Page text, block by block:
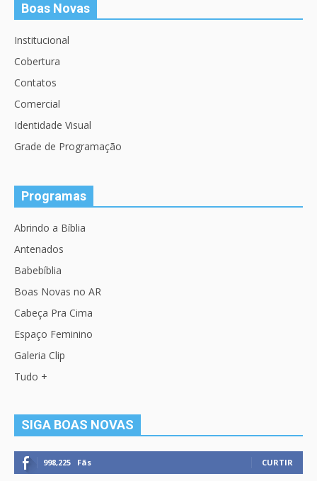
Boas Novas
Institucional
Cobertura
Contatos
Comercial
Identidade Visual
Grade de Programação
Programas
Abrindo a Bíblia
Antenados
Babebíblia
Boas Novas no AR
Cabeça Pra Cima
Espaço Feminino
Galeria Clip
Tudo +
SIGA BOAS NOVAS
998,225 Fãs CURTIR